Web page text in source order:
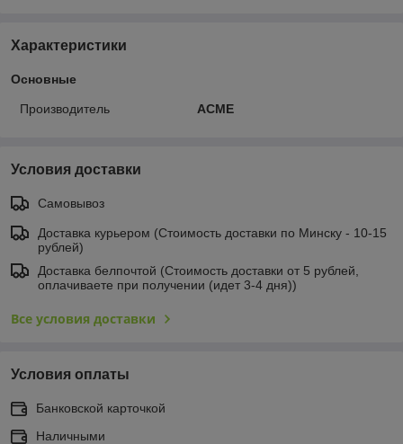
Характеристики
Основные
Производитель ACME
Условия доставки
Самовывоз
Доставка курьером (Стоимость доставки по Минску - 10-15
рублей)
Доставка белпочтой (Стоимость доставки от 5 рублей,
оплачиваете при получении (идет 3-4 дня))
Все условия доставки
Условия оплаты
Банковской карточкой
Наличными